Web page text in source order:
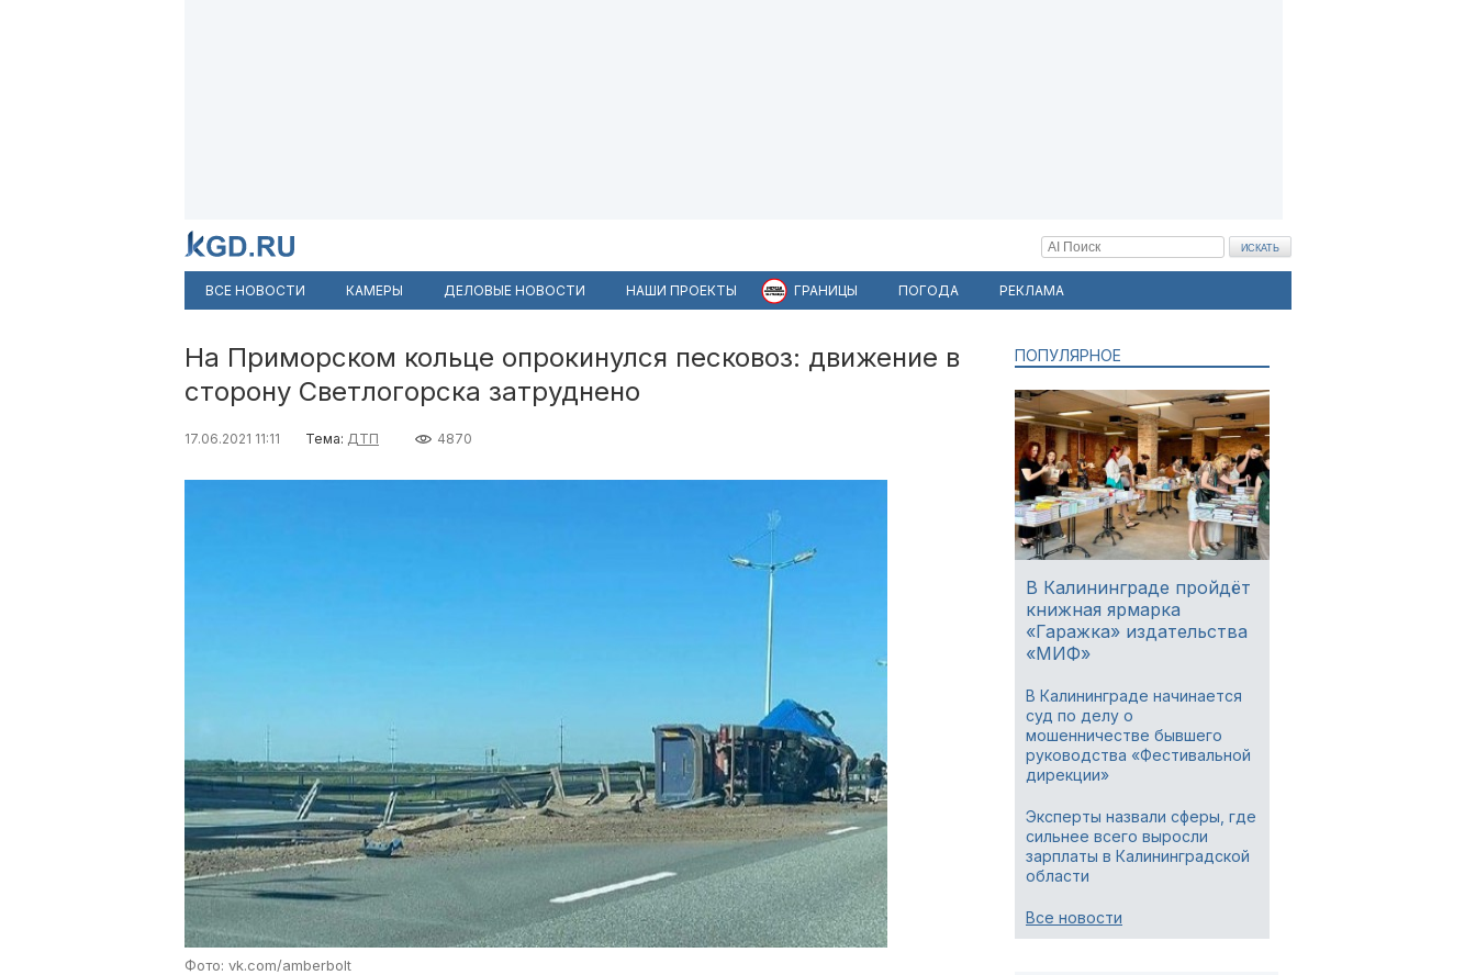
ВСЕ НОВОСТИ КАМЕРЫ ДЕЛОВЫЕ НОВОСТИ НАШИ ПРОЕКТЫ ГРАНИЦЫ ПОГОДА РЕКЛАМА
На Приморском кольце опрокинулся песковоз: движение в
сторону Светлогорска затруднено
17.06.2021 11:11 Тема: ДТП 4870
Фото: vk.com/amberbolt
ПОПУЛЯРНОЕ
В Калининграде пройдёт
книжная ярмарка
«Гаражка» издательства
«МИФ»
В Калининграде начинается
суд по делу о
мошенничестве бывшего
руководства «Фестивальной
дирекции»
Эксперты назвали сферы, где
сильнее всего выросли
зарплаты в Калининградской
области
Все новости